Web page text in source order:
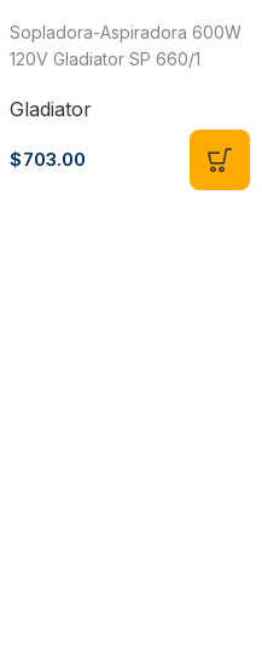
Sopladora-Aspiradora 600W
120V Gladiator SP 660/1
Gladiator
$703.00